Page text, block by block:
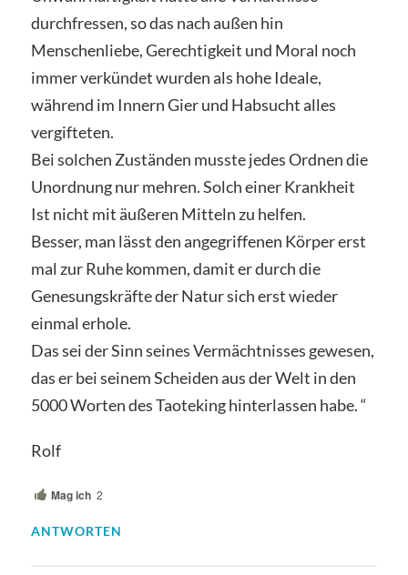
durchfressen, so das nach außen hin
Menschenliebe, Gerechtigkeit und Moral noch
immer verkündet wurden als hohe Ideale,
während im Innern Gier und Habsucht alles
vergifteten.
Bei solchen Zuständen musste jedes Ordnen die
Unordnung nur mehren. Solch einer Krankheit
Ist nicht mit äußeren Mitteln zu helfen.
Besser, man lässt den angegriffenen Körper erst
mal zur Ruhe kommen, damit er durch die
Genesungskräfte der Natur sich erst wieder
einmal erhole.
Das sei der Sinn seines Vermächtnisses gewesen,
das er bei seinem Scheiden aus der Welt in den
5000 Worten des Taoteking hinterlassen habe. “
Rolf
Mag ich 2
ANTWORTEN